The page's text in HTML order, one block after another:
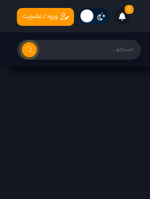
0
ورود/عضویت